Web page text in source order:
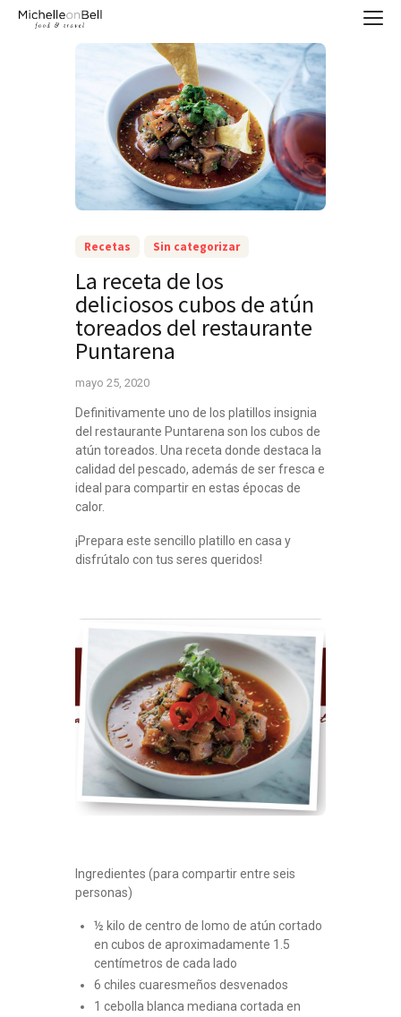
Recetas Sin categorizar
La receta de los
deliciosos cubos de atún
toreados del restaurante
Puntarena
mayo 25, 2020
Definitivamente uno de los platillos insignia
del restaurante Puntarena son los cubos de
atún toreados. Una receta donde destaca la
calidad del pescado, además de ser fresca e
ideal para compartir en estas épocas de
calor.
¡Prepara este sencillo platillo en casa y
disfrútalo con tus seres queridos!
Ingredientes (para compartir entre seis
personas)
½ kilo de centro de lomo de atún cortado
en cubos de aproximadamente 1.5
centímetros de cada lado
6 chiles cuaresmeños desvenados
1 cebolla blanca mediana cortada en